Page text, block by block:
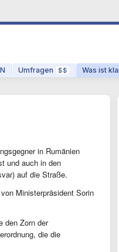
Umfragen $$ Was ist
in Rumänien
und auch in den
auf die Straße.
Ministerpräsident Sorin
den Zorn der
die die